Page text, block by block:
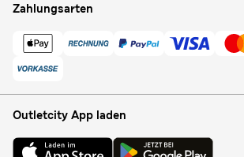
Zahlungsarten
Outletcity App laden